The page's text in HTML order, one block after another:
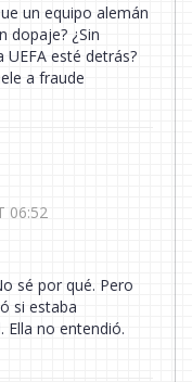
un equipo alemán
dopaje? ¿Sin
UEFA esté detrás?
a fraude
06:52
sé por qué. Pero
si estaba
Ella no entendió.